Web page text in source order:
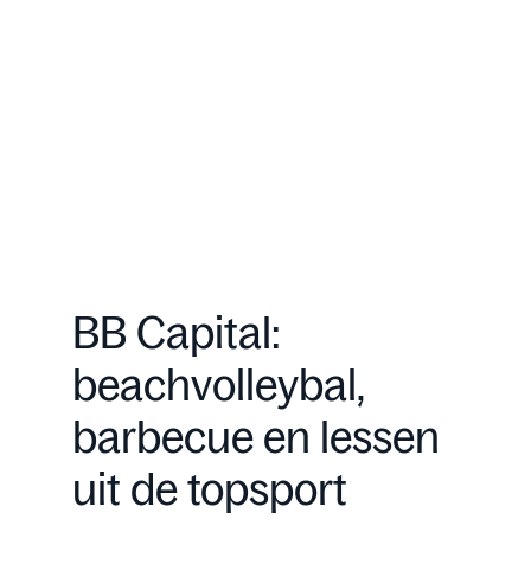
BB Capital:
beachvolleybal,
barbecue en lessen
uit de topsport